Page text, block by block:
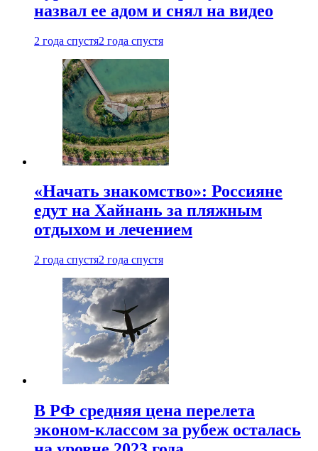
назвал ее адом и снял на видео
2 года спустя2 года спустя
«Начать знакомство»: Россияне
едут на Хайнань за пляжным
отдыхом и лечением
2 года спустя2 года спустя
В РФ средняя цена перелета
эконом-классом за рубеж осталась